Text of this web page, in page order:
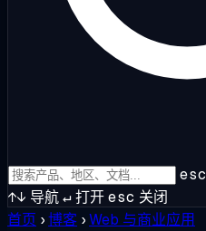
esc
↑↓ 导航↵打开esc 关闭
首页 ›博客 ›Web 与商业应用